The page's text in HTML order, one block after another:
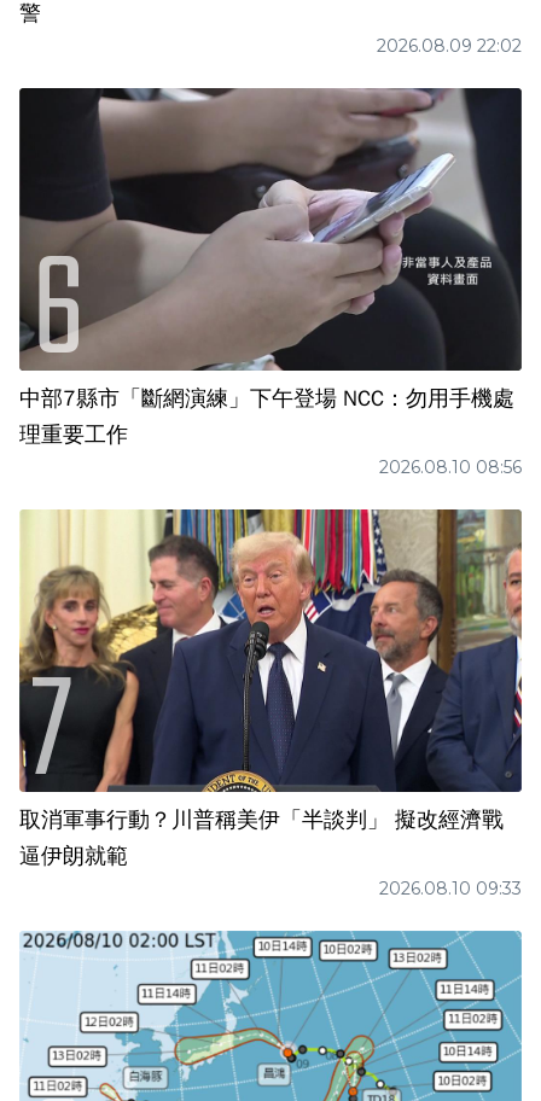
警
2026.08.09 22:02
中部7縣市「斷網演練」下午登場 NCC：勿用手機處
理重要工作
2026.08.10 08:56
取消軍事行動？川普稱美伊「半談判」 擬改經濟戰
逼伊朗就範
2026.08.10 09:33